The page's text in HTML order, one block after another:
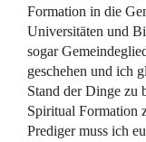
Formation in die
Universitäten und
sogar
geschehen und ich
Stand der Dinge zu
Spiritual Formation
Prediger muss ich